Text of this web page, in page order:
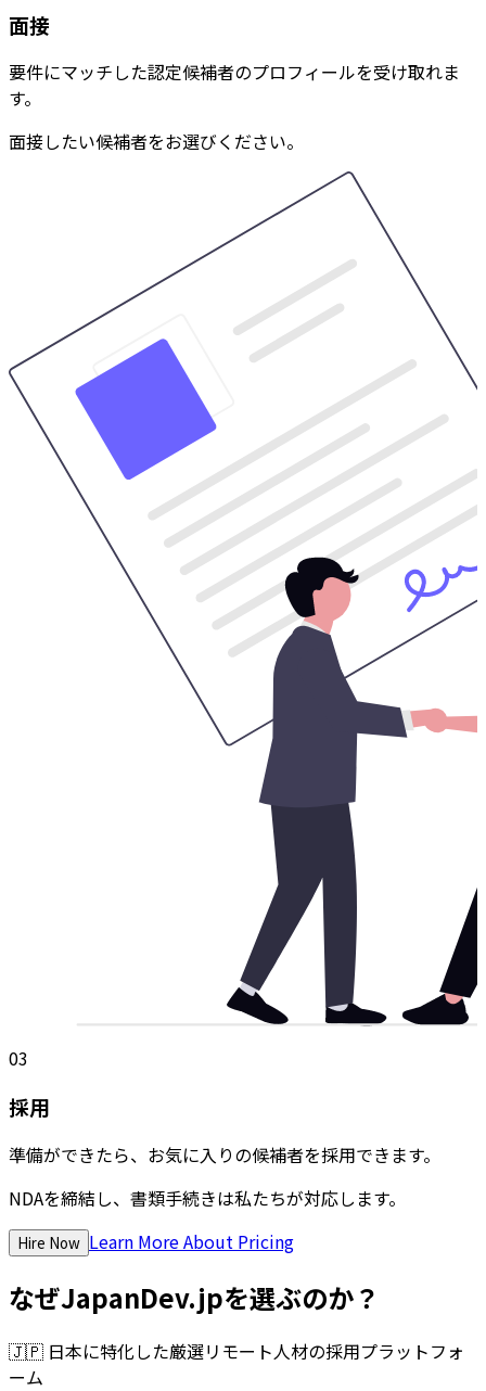
面接
要件にマッチした認定候補者のプロフィールを受け取れま
す。
面接したい候補者をお選びください。
03
採用
準備ができたら、お気に入りの候補者を採用できます。
NDAを締結し、書類手続きは私たちが対応します。
Hire Now Learn More About Pricing
なぜJapanDev.jpを選ぶのか？
🇯🇵 日本に特化した厳選リモート人材の採用プラットフォ
ーム